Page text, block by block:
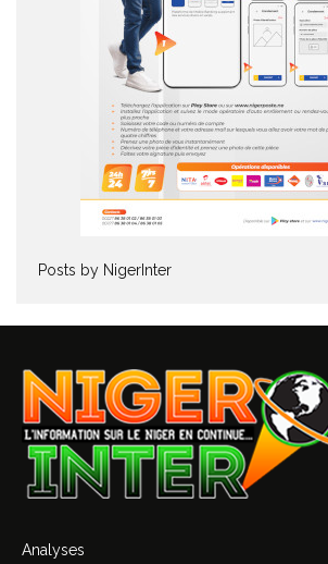
Posts by NigerInter
Analyses